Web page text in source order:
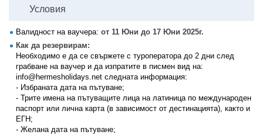
Условия
Валидност на ваучера: от 11 Юни до 17 Юни 2025г.
Как да резервирам:
Необходимо е да се свържете с туроператора до 2 дни след
грабване на ваучер и да изпратите в писмен вид на:
info@hermesholidays.net следната информация:
- Избраната дата на пътуване;
- Трите имена на пътуващите лица на латиница по международен
паспорт или лична карта (в зависимост от дестинацията), както и
ЕГН;
- Желана дата на пътуване;